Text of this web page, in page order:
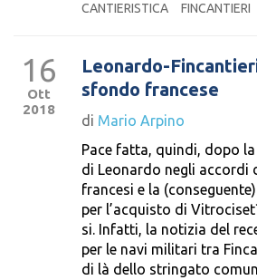
CANTIERISTICA FINCANTIERI
16
Ott
2018
Leonardo-
sfondo francese
di Mario Arpino
Pace fatta, quindi, dopo
di Leonardo negli accordi
francesi e la
per l’acquisto di
si. Infatti, la notizia del
per le navi militari tra
di là dello stringato